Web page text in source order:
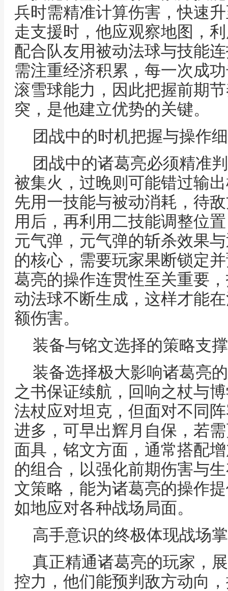
兵时需精准计算伤害，快速
走支援时，他应观察地图，
配合队友用被动法球与技能
需注重经济积累，每一次成
滚雪球能力，因此把握前期
突，是他建立优势的关键。
团战中的时机把握与操作
团战中的诸葛亮必须精准
被集火，过晚则可能错过输
先用一技能与被动消耗，待
用后，再利用二技能调整位
元气弹，元气弹的斩杀效果
的核心，需要玩家果断锁定
葛亮的操作连贯性至关重要
动法球不断生成，这样才能
额伤害。
装备与铭文选择的策略支撑
装备选择极大影响诸葛亮
之书保证续航，回响之杖与
法杖应对坦克，但面对不同
进多，可早出辉月自保，若
面具，铭文方面，通常搭配
的组合，以强化前期伤害与
文策略，能为诸葛亮的操作
如地应对各种战场局面。
高手意识的终极体现战场
真正精通诸葛亮的玩家，
控力，他们能预判敌方动向